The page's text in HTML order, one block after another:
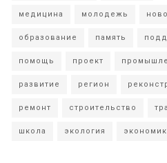
медицина молодежь
образование память
помощь проект
развитие регион
ремонт строительство
школа экология